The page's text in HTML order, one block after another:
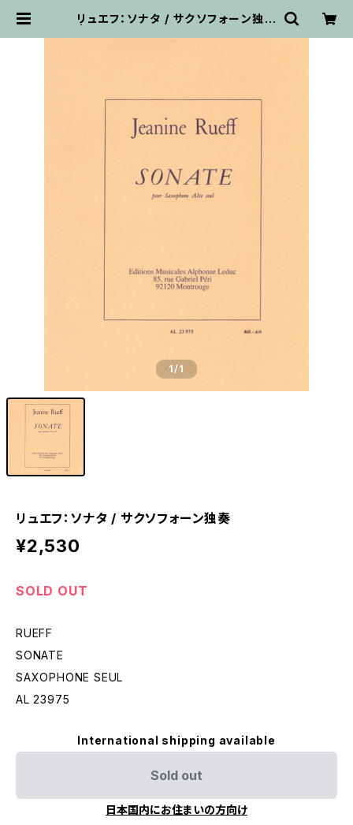
リュエフ：ソナタ / サクソフォーン独奏
1/1
リュエフ：ソナタ / サクソフォーン独奏
¥2,530
SOLD OUT
RUEFF
SONATE
SAXOPHONE SEUL
AL 23975
International shipping available
Sold out
日本国内にお住まいの方向け